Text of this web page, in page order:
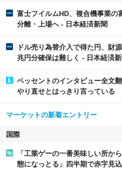
富士フイルムHD、複合機事業の
分離・上場へ - 日本経済新聞
ドル売り為替介入で得た円、財
兆円分確保は難しく - 日本経済
ベッセントのインタビュー全文
やり直せとはっきり言っている
マーケットの新着エントリー
国際
「工業ゲーの一番美味しい所か
態になっとる」四半期で赤字見